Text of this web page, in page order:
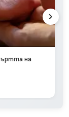
на